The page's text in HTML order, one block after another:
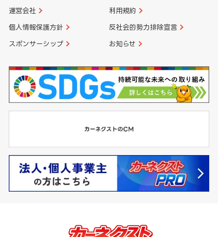
運営会社 利用規約
個人情報保護方針 反社会的勢力排除宣言
スポンサーシップ お知らせ